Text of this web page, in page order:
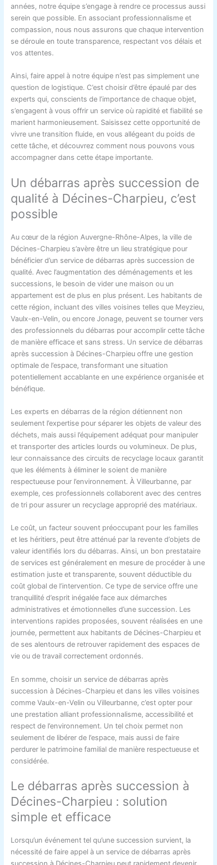
années, notre équipe s’engage à rendre ce processus aussi
serein que possible. En associant professionnalisme et
compassion, nous nous assurons que chaque intervention
se déroule en toute transparence, respectant vos délais et
vos attentes.
Ainsi, faire appel à notre équipe n’est pas simplement une
question de logistique. C’est choisir d’être épaulé par des
experts qui, conscients de l’importance de chaque objet,
s’engagent à vous offrir un service où rapidité et fiabilité se
marient harmonieusement. Saisissez cette opportunité de
vivre une transition fluide, en vous allégeant du poids de
cette tâche, et découvrez comment nous pouvons vous
accompagner dans cette étape importante.
Un débarras après succession de
qualité à Décines-Charpieu, c’est
possible
Au cœur de la région Auvergne-Rhône-Alpes, la ville de
Décines-Charpieu s’avère être un lieu stratégique pour
bénéficier d’un service de débarras après succession de
qualité. Avec l’augmentation des déménagements et les
successions, le besoin de vider une maison ou un
appartement est de plus en plus présent. Les habitants de
cette région, incluant des villes voisines telles que Meyzieu,
Vaulx-en-Velin, ou encore Jonage, peuvent se tourner vers
des professionnels du débarras pour accomplir cette tâche
de manière efficace et sans stress. Un service de débarras
après succession à Décines-Charpieu offre une gestion
optimale de l’espace, transformant une situation
potentiellement accablante en une expérience organisée et
bénéfique.
Les experts en débarras de la région détiennent non
seulement l’expertise pour séparer les objets de valeur des
déchets, mais aussi l’équipement adéquat pour manipuler
et transporter des articles lourds ou volumineux. De plus,
leur connaissance des circuits de recyclage locaux garantit
que les éléments à éliminer le soient de manière
respectueuse pour l’environnement. À Villeurbanne, par
exemple, ces professionnels collaborent avec des centres
de tri pour assurer un recyclage approprié des matériaux.
Le coût, un facteur souvent préoccupant pour les familles
et les héritiers, peut être atténué par la revente d’objets de
valeur identifiés lors du débarras. Ainsi, un bon prestataire
de services est généralement en mesure de procéder à une
estimation juste et transparente, souvent déductible du
coût global de l’intervention. Ce type de service offre une
tranquillité d’esprit inégalée face aux démarches
administratives et émotionnelles d’une succession. Les
interventions rapides proposées, souvent réalisées en une
journée, permettent aux habitants de Décines-Charpieu et
de ses alentours de retrouver rapidement des espaces de
vie ou de travail correctement ordonnés.
En somme, choisir un service de débarras après
succession à Décines-Charpieu et dans les villes voisines
comme Vaulx-en-Velin ou Villeurbanne, c’est opter pour
une prestation alliant professionnalisme, accessibilité et
respect de l’environnement. Un tel choix permet non
seulement de libérer de l’espace, mais aussi de faire
perdurer le patrimoine familial de manière respectueuse et
considérée.
Le débarras après succession à
Décines-Charpieu : solution
simple et efficace
Lorsqu’un événement tel qu’une succession survient, la
nécessité de faire appel à un service de débarras après